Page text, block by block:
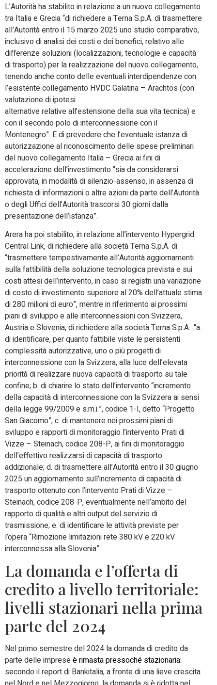
L’Autorità ha stabilito in relazione a un nuovo collegamento
tra Italia e Grecia “di richiedere a Terna S.p.A. di trasmettere
all’Autorità entro il 15 marzo 2025 uno studio comparativo,
inclusivo di analisi dei costi e dei benefici, relativo alle
differenze soluzioni (localizzazioni, tecnologie e capacità
di trasporto) per la realizzazione del nuovo collegamento,
tenendo anche conto delle eventuali interdipendenze con
l’esistente collegamento HVDC Galatina – Arachtos (con
valutazione di ipotesi
alternative relative all’estensione della sua vita tecnica) e
con il secondo polo di interconnessione con il
Montenegro”. E di prevedere che l’eventuale istanza di
autorizzazione al riconoscimento delle spese preliminari
del nuovo collegamento Italia – Grecia ai fini di
accelerazione dell’investimento “sia da considerarsi
approvata, in modalità di silenzio-assenso, in assenza di
richiesta di informazioni o altre azioni da parte dell’Autorità
o degli Uffici dell’Autorità trascorsi 30 giorni dalla
presentazione dell’istanza”.
Arera ha poi stabilito, in relazione all’intervento Hypergrid
Central Link, di richiedere alla società Terna S.p.A. di
“trasmettere tempestivamente all’Autorità aggiornamenti
sulla fattibilità della soluzione tecnologica prevista e sui
costi attesi dell’intervento, in caso si registri una variazione
di costo di investimento superiore al 20% dell’attuale stima
di 280 milioni di euro”, mentre in riferimento ai prossimi
piani di sviluppo e alle interconnessioni con Svizzera,
Austria e Slovenia, di richiedere alla società Terna S.p.A.: “a.
di identificare, per quanto fattibile viste le persistenti
complessità autorizzative, uno o più progetti di
interconnessione con la Svizzera, alla luce dell’elevata
priorità di realizzare nuova capacità di trasporto su tale
confine; b. di chiarire lo stato dell’intervento “incremento
della capacità di interconnessione con la Svizzera ai sensi
della legge 99/2009 e s.m.i.”, codice 1-I, detto “Progetto
San Giacomo”; c. di mantenere nei prossimi piani di
sviluppo e rapporti di monitoraggio l’intervento Prati di
Vizze – Steinach, codice 208-P, ai fini di monitoraggio
dell’effettivo realizzarsi di capacità di trasporto
addizionale; d. di trasmettere all’Autorità entro il 30 giugno
2025 un aggiornamento sull’incremento di capacità di
trasporto ottenuto con l’intervento Prati di Vizze –
Steinach, codice 208-P, eventualmente nell’ambito del
rapporto di qualità e altri output del servizio di
trasmissione; e. di identificare le attività previste per
l’opera “Rimozione limitazioni rete 380 kV e 220 kV
interconnessa alla Slovenia”.
La domanda e l’offerta di
credito a livello territoriale:
livelli stazionari nella prima
parte del 2024
Nel primo semestre del 2024 la domanda di credito da
parte delle impreseè rimasta pressoché stazionaria:
secondo il report di Bankitalia, a fronte di una lieve crescita